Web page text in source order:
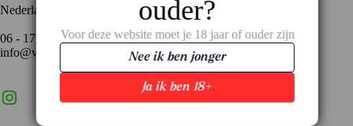
Nederland
06 - 17 59 02 94
info@vinopronto.nl
InstagramLinkedIn
ouder?
Voor deze website moet je 18 jaar of ouder zijn
Ja ik ben 18+
Nee ik ben jonger